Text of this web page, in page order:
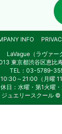
INFO
LaVague（ラヴァー
東京都渋谷区恵比
TEL：03-5789-
～21:00（月曜
日：水曜・第1火曜
ュエリースクール